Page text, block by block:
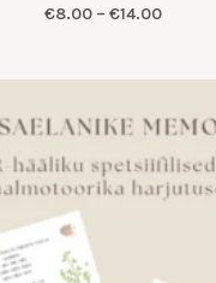
€8.00 – €14.00
kuni
€10.00